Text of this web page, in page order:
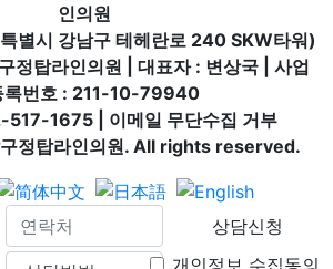
인의원
별시 강남구 테헤란로 240 SKW타워)
정탑라인의원 | 대표자 : 변상국 | 사업
록번호 : 211-10-79940
517-1675 | 이메일 무단수집 거부
정탑라인의원. All rights reserved.
상담신청